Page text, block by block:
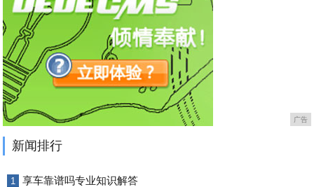
广告
新闻排行
1 享车靠谱吗专业知识解答